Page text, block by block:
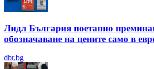
Лидл България поетапно
обозначаване на цените само в
dbr.bg